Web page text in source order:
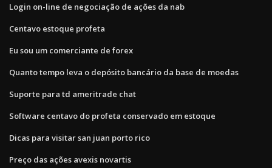
Login on-line de negociação de ações da nab
Centavo estoque profeta
Eu sou um comerciante de forex
Quanto tempo leva o depósito bancário da base de moedas
Suporte para td ameritrade chat
Software centavo do profeta conservado em estoque
Dicas para visitar san juan porto rico
Preço das ações avexis novartis